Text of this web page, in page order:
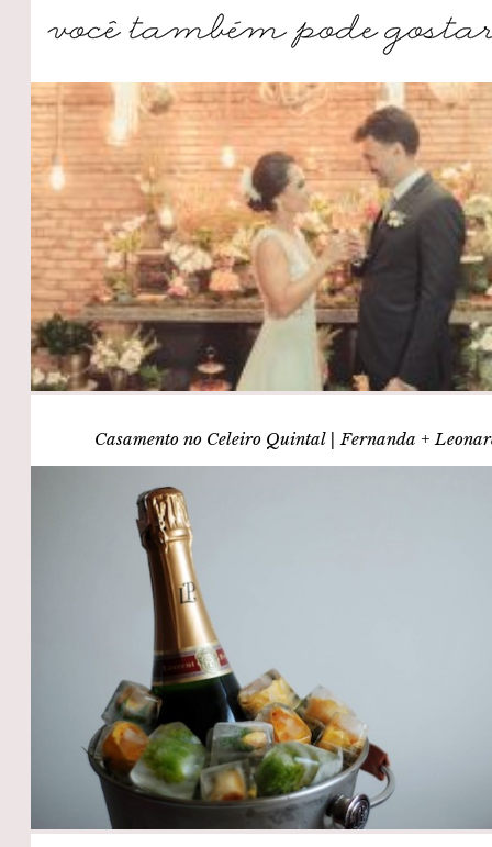
Casamento no Celeiro Quintal | Fernanda +